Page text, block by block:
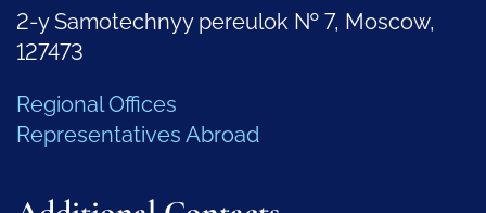
2-y Samotechnyy pereulok № 7, Moscow,
127473
Regional Offices
Representatives Abroad